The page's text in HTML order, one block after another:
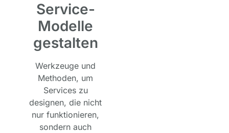
Service-
Modelle
gestalten
Werkzeuge und
Methoden, um
Services zu
designen, die nicht
nur funktionieren,
sondern auch